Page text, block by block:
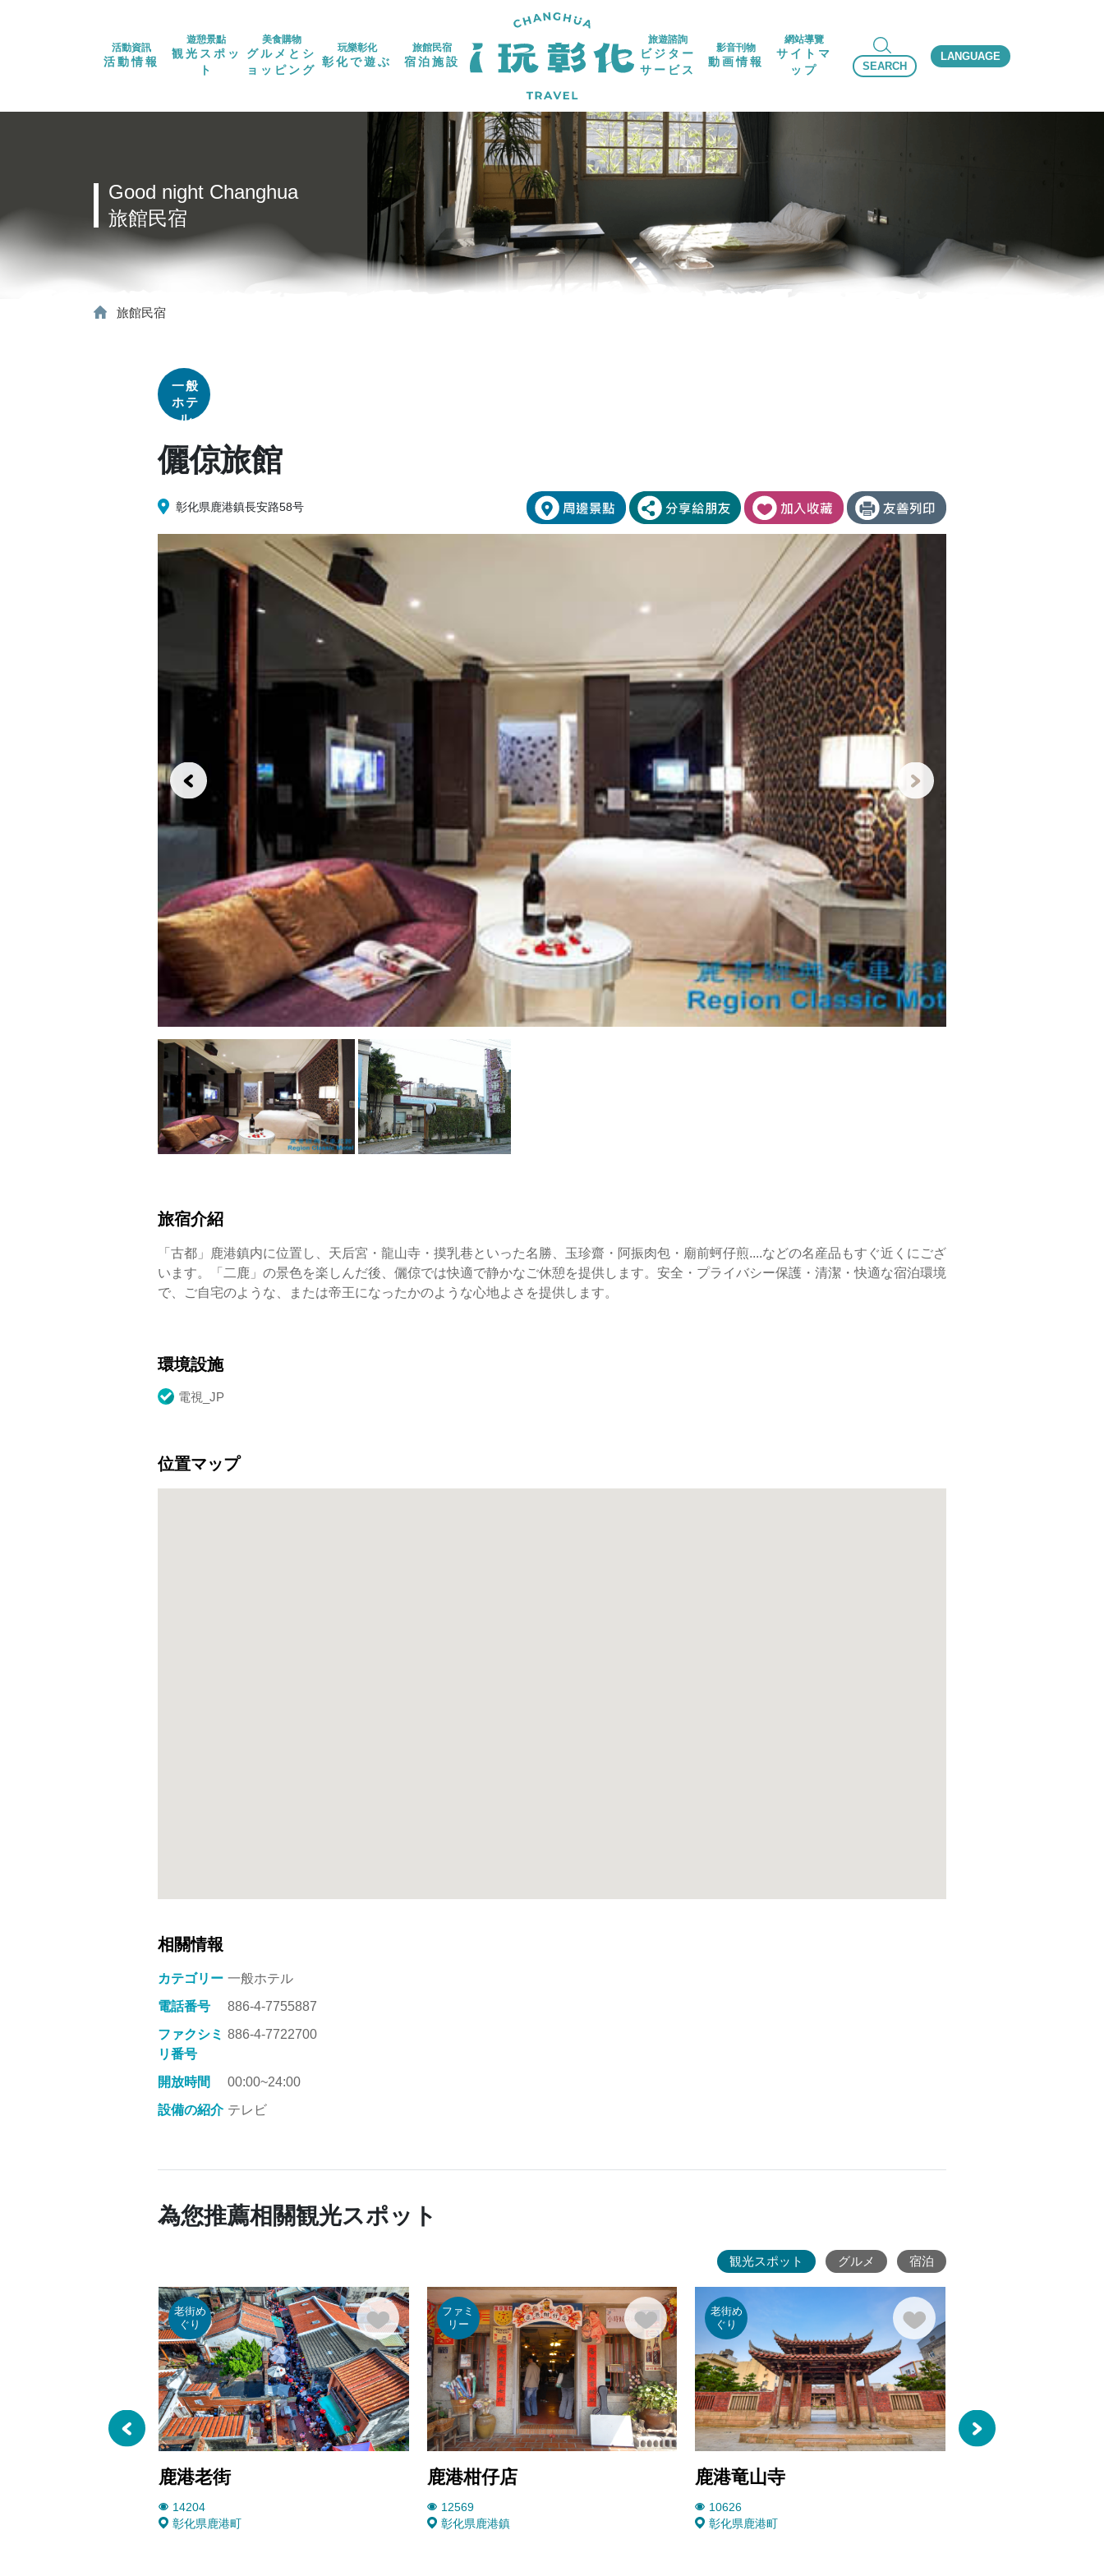
活動資訊
活動情報
遊憩景點
観光スポッ
ト
美食購物
グルメとシ
ョッピング
玩樂彰化
彰化で遊ぶ
旅館民宿
宿泊施設
旅遊諮詢
ビジター
サービス
影音刊物
動画情報
網站導覽
サイトマ
ップ
SEARCH
LANGUAGE
Good night Changhua
旅館民宿
旅館民宿
一般
ホテ
ル
儷倞旅館
彰化県鹿港鎮長安路58号
旅宿介紹
「古都」鹿港鎮内に位置し、天后宮・龍山寺・摸乳巷といった名勝、玉珍齋・阿振肉包・廟前蚵仔煎....などの名産品もすぐ近くにござ
います。「二鹿」の景色を楽しんだ後、儷倞では快適で静かなご休憩を提供します。安全・プライバシー保護・清潔・快適な宿泊環境
で、ご自宅のような、または帝王になったかのような心地よさを提供します。
環境設施
電視_JP
位置マップ
相關情報
カテゴリー 一般ホテル
電話番号
886-4-7755887
ファクシミ
リ番号
886-4-7722700
開放時間
00:00~24:00
設備の紹介 テレビ
為您推薦相關観光スポット
観光スポット グルメ 宿泊
老街め
ぐり
鹿港老街
14204
彰化県鹿港町
ファミ
リー
鹿港柑仔店
12569
彰化県鹿港鎮
老街め
ぐり
鹿港竜山寺
10626
彰化県鹿港町